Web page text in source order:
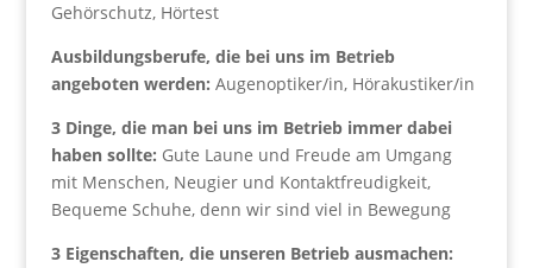
Gehörschutz, Hörtest
Ausbildungsberufe, die bei uns im Betrieb
angeboten werden: Augenoptiker/in, Hörakustiker/in
3 Dinge, die man bei uns im Betrieb immer dabei
haben sollte: Gute Laune und Freude am Umgang
mit Menschen, Neugier und Kontaktfreudigkeit,
Bequeme Schuhe, denn wir sind viel in Bewegung
3 Eigenschaften, die unseren Betrieb ausmachen: